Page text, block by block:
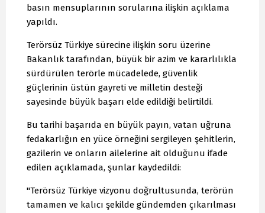
basın mensuplarının sorularına ilişkin açıklama
yapıldı.
Terörsüz Türkiye sürecine ilişkin soru üzerine
Bakanlık tarafından, büyük bir azim ve kararlılıkla
sürdürülen terörle mücadelede, güvenlik
güçlerinin üstün gayreti ve milletin desteği
sayesinde büyük başarı elde edildiği belirtildi.
Bu tarihi başarıda en büyük payın, vatan uğruna
fedakarlığın en yüce örneğini sergileyen şehitlerin,
gazilerin ve onların ailelerine ait olduğunu ifade
edilen açıklamada, şunlar kaydedildi:
"Terörsüz Türkiye vizyonu doğrultusunda, terörün
tamamen ve kalıcı şekilde gündemden çıkarılması